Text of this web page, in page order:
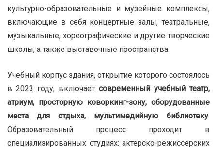
культурно-образовательные и музейные комплексы,
включающие в себя концертные залы, театральные,
музыкальные, хореографические и другие творческие
школы, а также выставочные пространства.
Учебный корпус здания, открытие которого состоялось
в 2023 году, включает современный учебный театр,
атриум, просторную коворкинг-зону, оборудованные
места для отдыха, мультимедийную библиотеку.
Образовательный процесс проходит в
специализированных студиях: актерско-режиссерских